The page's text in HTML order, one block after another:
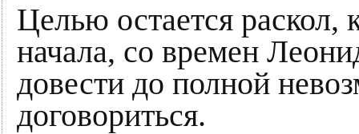
Целью остается раскол,
начала, со времен
довести до полной
договориться.